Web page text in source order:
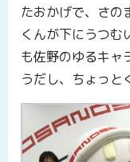
たおかげで、さの
くんが下にうつむ
も佐野のゆるキャ
うだし、ちょっと